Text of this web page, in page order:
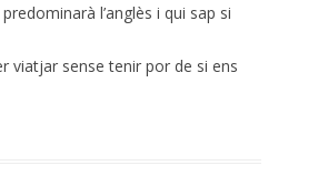
l’anglès i qui sap si
viatjar sense tenir por de si ens